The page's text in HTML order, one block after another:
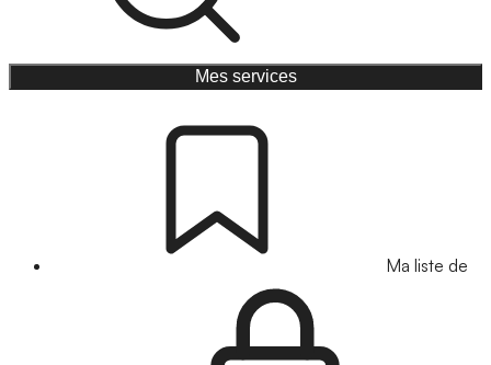
Mes services
Ma liste de